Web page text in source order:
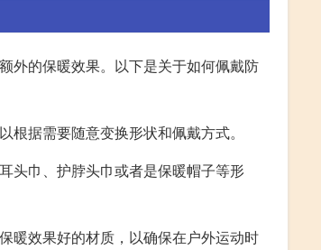
外的保暖效果。以下是关于如何佩戴防
据需要随意变换形状和佩戴方式。
头巾、护脖头巾或者是保暖帽子等形
暖效果好的材质，以确保在户外运动时